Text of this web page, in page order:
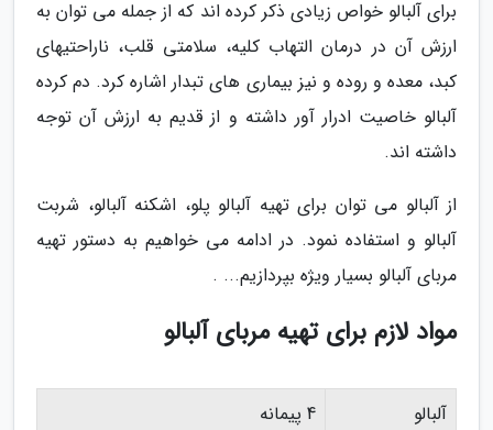
برای آلبالو خواص زیادی ذکر کرده اند که از جمله می توان به
ارزش آن در درمان التهاب کلیه، سلامتی قلب، ناراحتیهای
کبد، معده و روده و نیز بیماری های تبدار اشاره کرد. دم کرده
آلبالو خاصیت ادرار آور داشته و از قدیم به ارزش آن توجه
داشته اند.
از آلبالو می توان برای تهیه آلبالو پلو، اشکنه آلبالو، شربت
آلبالو و استفاده نمود. در ادامه می خواهیم به دستور تهیه
مربای آلبالو بسیار ویژه بپردازیم... .
مواد لازم برای تهیه مربای آلبالو
آلبالو
4 پیمانه